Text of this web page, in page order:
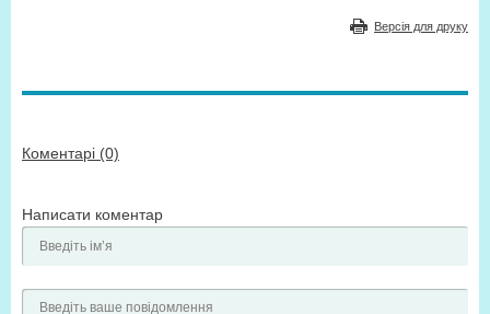
Версія для друку
Коментарі (0)
Написати коментар